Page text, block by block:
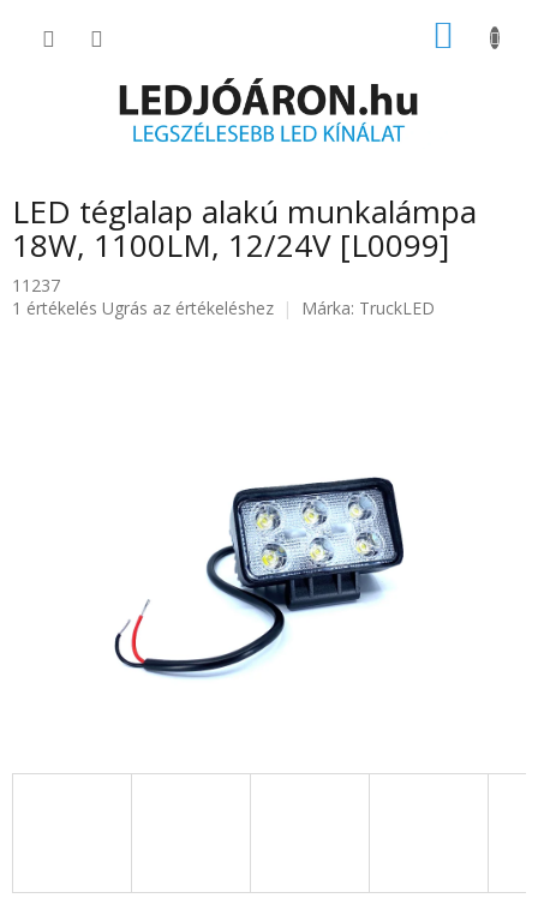
KOSÁR
LED téglalap alakú munkalámpa
18W, 1100LM, 12/24V [L0099]
11237
A1 értékelés Ugrás az értékeléshez Márka: TruckLED